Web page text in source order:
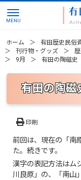
ホーム 有田歴史民俗
刊行物・グッズ
9月
有田の陶磁史
有田の陶磁
印刷
前回は、現在の「南
た。続きです。
漢字の表記方法はム
川良原」の、「南山